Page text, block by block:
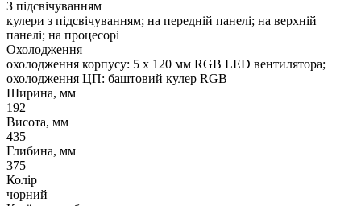
З підсвічуванням
кулери з підсвічуванням; на передній панелі; на верхній
панелі; на процесорі
Охолодження
охолодження корпусу: 5 x 120 мм RGB LED вентилятора;
охолодження ЦП: баштовий кулер RGB
Ширина, мм
192
Висота, мм
435
Глибина, мм
375
Колір
чорний